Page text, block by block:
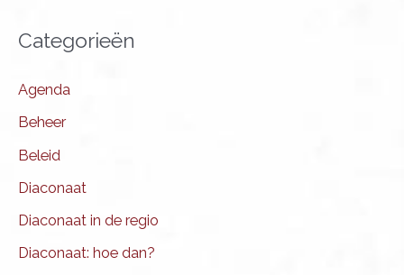
Categorieën
Agenda
Beheer
Beleid
Diaconaat
Diaconaat in de regio
Diaconaat: hoe dan?